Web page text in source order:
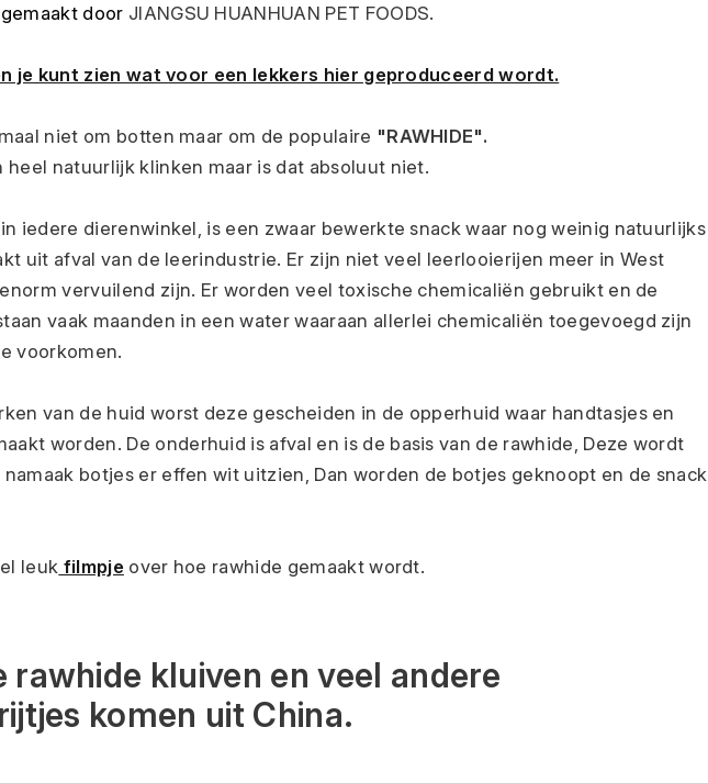
door JIANGSU HUANHUAN PET FOODS.
je kunt zien wat voor een lekkers hier geproduceerd wordt.
niet om botten maar om de populaire "RAWHIDE".
heel natuurlijk klinken maar is dat absoluut niet.
iedere dierenwinkel, is een zwaar bewerkte snack waar nog weinig natuurlijks
uit afval van de leerindustrie. Er zijn niet veel leerlooierijen meer in West
vervuilend zijn. Er worden veel toxische chemicaliën gebruikt en de
vaak maanden in een water waaraan allerlei chemicaliën toegevoegd zijn
voorkomen.
van de huid worst deze gescheiden in de opperhuid waar handtasjes en
worden. De onderhuid is afval en is de basis van de rawhide, Deze wordt
botjes er effen wit uitzien, Dan worden de botjes geknoopt en de snack
leuk filmpje over hoe rawhide gemaakt wordt.
rawhide kluiven en veel andere
komen uit China.